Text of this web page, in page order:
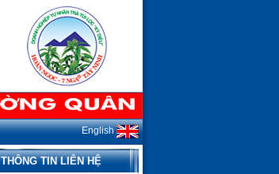
English
THÔNG TIN LIÊN HỆ